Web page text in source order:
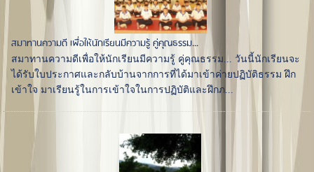
สมาทานความดี เพื่อให้นักเรียนมีความรู้ คู่คุณธรรม...
สมาทานความดีเพื่อให้นักเรียนมีความรู้ คู่คุณธรรม... วันนี้นักเรียนจะ
ได้รับใบประกาศและกลับบ้านจากการที่ได้มาเข้าค่ายปฏิบัติธรรม ฝึก
เข้าใจ มาเรียนรู้ในการเข้าใจในการปฏิบัติและฝึกภ...